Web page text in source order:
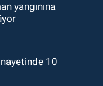
yangınına
10